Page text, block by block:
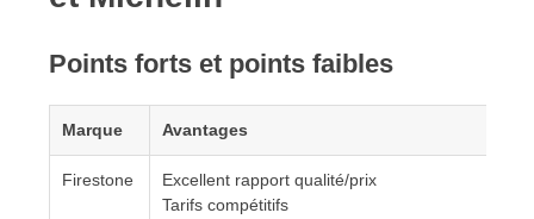
Points forts et points faibles
Marque Avantages
Firestone
Excellent rapport qualité/prix
Tarifs compétitifs